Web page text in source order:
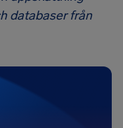
databaser från